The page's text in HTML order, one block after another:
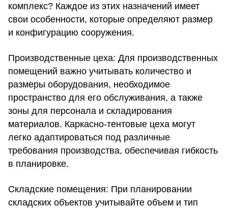
комплекс? Каждое из этих назначений имеет
свои особенности, которые определяют размер
и конфигурацию сооружения.
Производственные цеха: Для производственных
помещений важно учитывать количество и
размеры оборудования, необходимое
пространство для его обслуживания, а также
зоны для персонала и складирования
материалов. Каркасно-тентовые цеха могут
легко адаптироваться под различные
требования производства, обеспечивая гибкость
в планировке.
Складские помещения: При планировании
складских объектов учитывайте объем и тип